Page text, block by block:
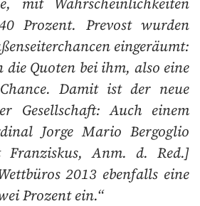
Prozent. Prevost wurden
eingeräumt:
die Quoten bei ihm, also eine
Chance. Damit ist der neue
Gesellschaft: Auch einem
Jorge Mario Bergoglio
Franziskus, Anm. d. Red.]
2013 ebenfalls eine
Prozent ein.“